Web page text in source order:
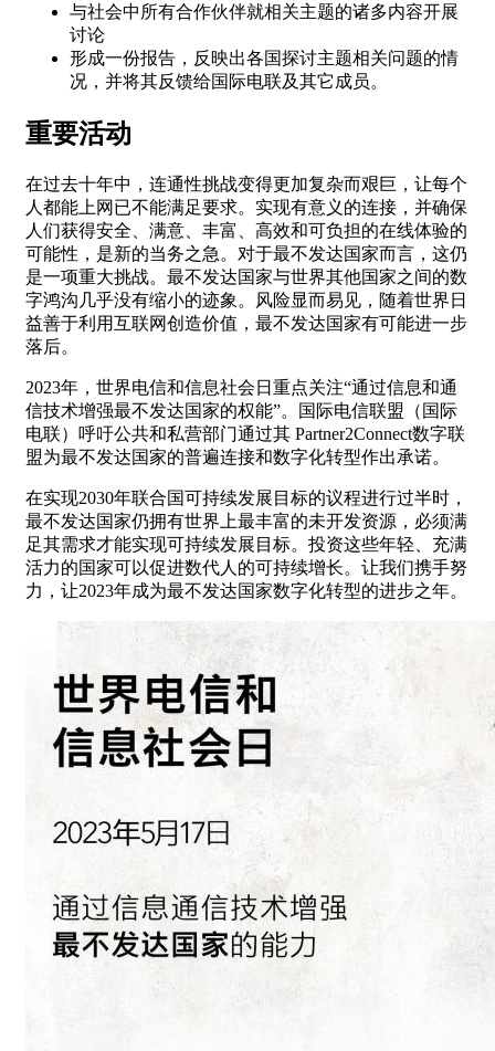
与社会中所有合作伙伴就相关主题的诸多内容开展
讨论
形成一份报告，反映出各国探讨主题相关问题的情
况，并将其反馈给国际电联及其它成员。
重要活动
在过去十年中，连通性挑战变得更加复杂而艰巨，让每个
人都能上网已不能满足要求。实现有意义的连接，并确保
人们获得安全、满意、丰富、高效和可负担的在线体验的
可能性，是新的当务之急。对于最不发达国家而言，这仍
是一项重大挑战。最不发达国家与世界其他国家之间的数
字鸿沟几乎没有缩小的迹象。风险显而易见，随着世界日
益善于利用互联网创造价值，最不发达国家有可能进一步
落后。
2023年，世界电信和信息社会日重点关注“通过信息和通
信技术增强最不发达国家的权能”。国际电信联盟（国际
电联）呼吁公共和私营部门通过其 Partner2Connect数字联
盟为最不发达国家的普遍连接和数字化转型作出承诺。
在实现2030年联合国可持续发展目标的议程进行过半时，
最不发达国家仍拥有世界上最丰富的未开发资源，必须满
足其需求才能实现可持续发展目标。投资这些年轻、充满
活力的国家可以促进数代人的可持续增长。让我们携手努
力，让2023年成为最不发达国家数字化转型的进步之年。